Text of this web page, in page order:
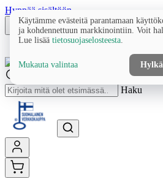
Hyppää sisältöön
Haku
Käytämme evästeitä parantamaan
ja kohdennettuun markkinointiin. Voit
Lue lisää tietosuojaselosteesta
Mukauta valintaa